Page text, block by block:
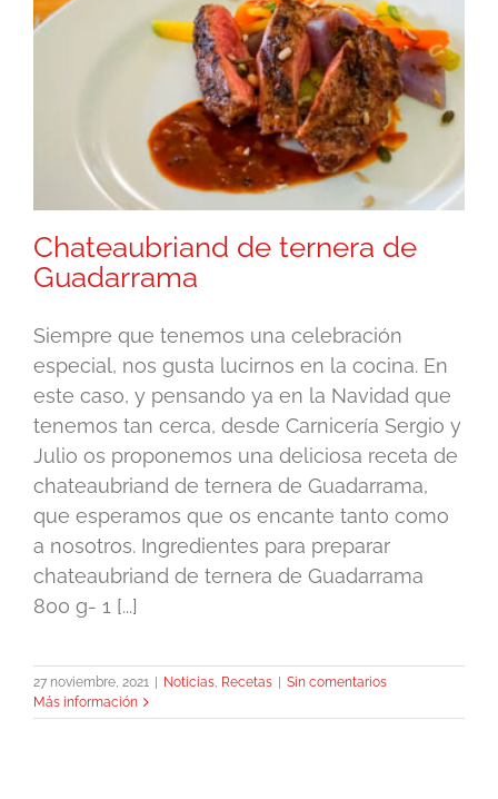
Chateaubriand de ternera de
Guadarrama
Siempre que tenemos una celebración
especial, nos gusta lucirnos en la cocina. En
este caso, y pensando ya en la Navidad que
tenemos tan cerca, desde Carnicería Sergio y
Julio os proponemos una deliciosa receta de
chateaubriand de ternera de Guadarrama,
que esperamos que os encante tanto como
a nosotros. Ingredientes para preparar
chateaubriand de ternera de Guadarrama
800 g- 1 [...]
27 noviembre, 2021 Noticias, Recetas
Sin comentarios
Más información